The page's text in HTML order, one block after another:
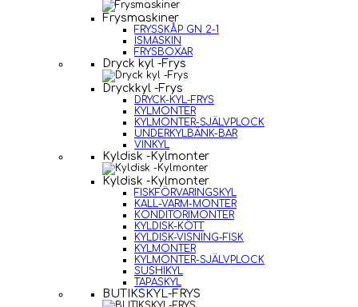
Frysmaskiner
FRYSSKÅP GN 2-1
ISMASKIN
FRYSBOXAR
Dryck kyl -Frys
Dryckkyl -Frys
DRYCK-KYL-FRYS
KYLMONTER
KYLMONTER-SJÄLVPLOCK
UNDERKYLBÄNK-BAR
VINKYL
Kyldisk -Kylmonter
Kyldisk -Kylmonter
FISKFÖRVARINGSKYL
KALL-VARM-MONTER
KONDITORIMONTER
KYLDISK-KÖTT
KYLDISK-VISNING-FISK
KYLMONTER
KYLMONTER-SJÄLVPLOCK
SUSHIKYL
TAPASKYL
BUTIKSKYL-FRYS